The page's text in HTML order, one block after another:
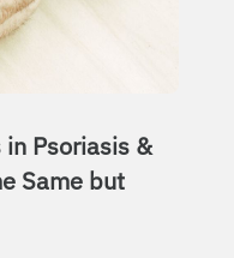
Psoriasis &
Same but